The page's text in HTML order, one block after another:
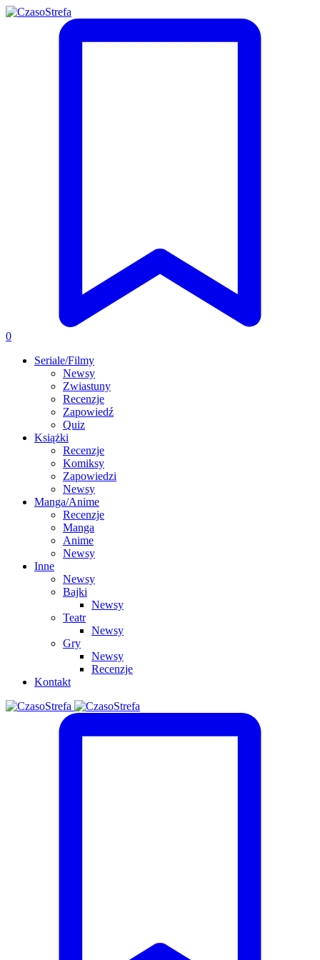
0
Seriale/Filmy
Newsy
Zwiastuny
Recenzje
Zapowiedź
Quiz
Książki
Recenzje
Komiksy
Zapowiedzi
Newsy
Manga/Anime
Recenzje
Manga
Anime
Newsy
Inne
Newsy
Bajki
Newsy
Teatr
Newsy
Gry
Newsy
Recenzje
Kontakt